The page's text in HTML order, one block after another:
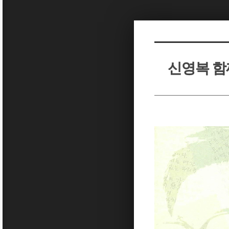
신영복
Sketchbook5, 스케치북5
Sketchbook5, 스케치북5
Sketchbook5, 스케치북5
Sketchbook5, 스케치북5